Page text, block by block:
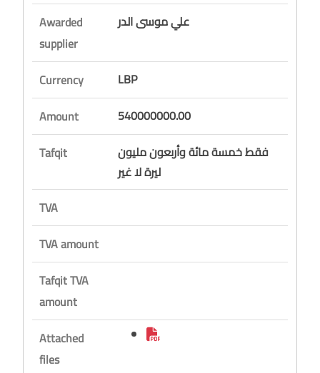
Awarded
supplier
علي موسى الدر
Currency
LBP
Amount
540000000.00
Tafqit
فقط خمسة مائة وأربعون مليون
ليرة لا غير
TVA
TVA amount
Tafqit TVA
amount
Attached
files